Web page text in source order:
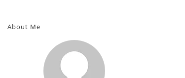
About Me